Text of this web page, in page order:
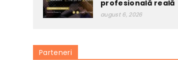
profesională reală
august 6, 2026
Parteneri